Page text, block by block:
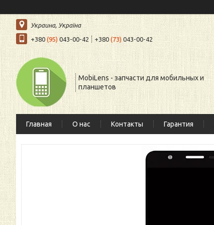
Украина, Україна
+380 (95)043-00-42 +380(73)043-00-42
MobiLens - запчасти для мобильных и
планшетов
Главная О нас Контакты Гарантия